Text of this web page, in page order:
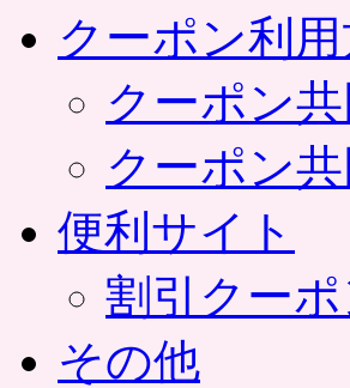
クーポン利
クーポン
クーポン
便利サイト
割引クー
その他